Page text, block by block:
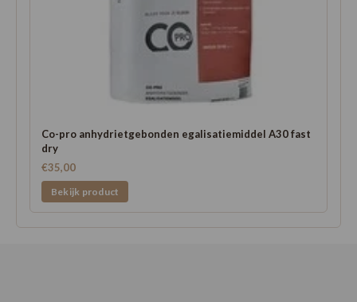
Co-pro anhydrietgebonden egalisatiemiddel A30 fast
dry
€35,00
Bekijk product